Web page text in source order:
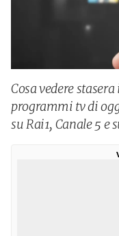
Cosa vedere
programmi tv di
su Rai1, Canale 5